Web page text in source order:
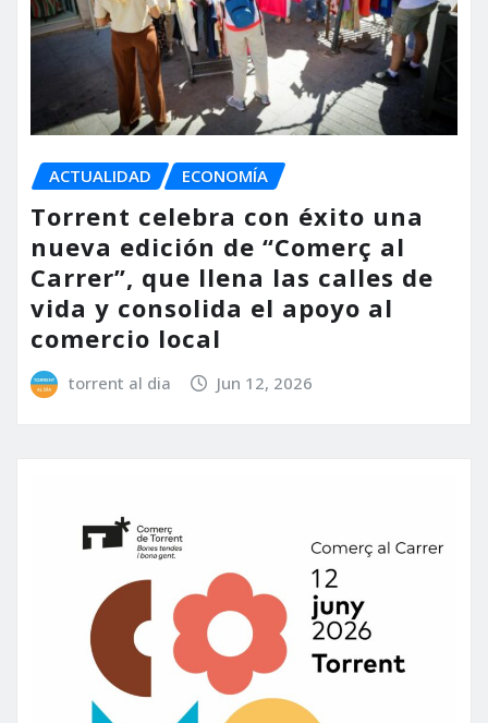
ACTUALIDAD ECONOMÍA
Torrent celebra con éxito una
nueva edición de “Comerç al
Carrer”, que llena las calles de
vida y consolida el apoyo al
comercio local
torrent al dia Jun 12, 2026